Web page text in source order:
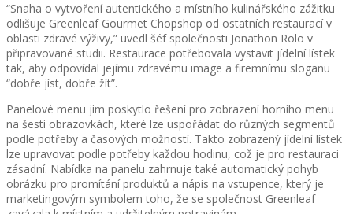
“Snaha o vytvoření autentického a místního kulinářského zážitku
odlišuje Greenleaf Gourmet Chopshop od ostatních restaurací v
oblasti zdravé výživy,” uvedl šéf společnosti Jonathon Rolo v
připravované studii. Restaurace potřebovala vystavit jídelní lístek
tak, aby odpovídal jejímu zdravému image a firemnímu sloganu
“dobře jíst, dobře žít”.
Panelové menu jim poskytlo řešení pro zobrazení horního menu
na šesti obrazovkách, které lze uspořádat do různých segmentů
podle potřeby a časových možností. Takto zobrazený jídelní lístek
lze upravovat podle potřeby každou hodinu, což je pro restauraci
zásadní. Nabídka na panelu zahrnuje také automatický pohyb
obrázku pro promítání produktů a nápis na vstupence, který je
marketingovým symbolem toho, že se společnost Greenleaf